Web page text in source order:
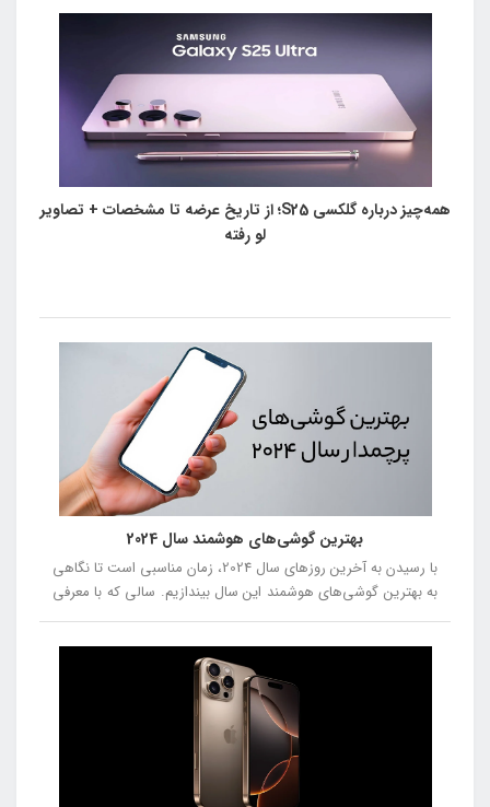
همه‌چیز درباره گلکسی S25؛ از تاریخ عرضه تا مشخصات + تصاویر
لو رفته
بهترین گوشی‌های هوشمند سال 2024
با رسیدن به آخرین روزهای سال 2024، زمان مناسبی است تا نگاهی
به بهترین گوشی‌های هوشمند این سال بیندازیم. سالی که با معرفی
مدل‌های جدید و نوآورانه، دنیای فناوری را تحت تأثیر قرار داد. از
دستگاه‌هایی با عملکرد بی‌نظیر، این سال با رقابت سختی بین
برندهای مختلف همراه بود. در این مقاله، بهترین گوشی‌های سال
2024 را از شماره 5 تا شماره 1 معرفی خواهیم کرد، تا شما بتوانید با
توجه به نقاط قوت و ضعف هر مدل، انتخاب بهتری داشته باشید.